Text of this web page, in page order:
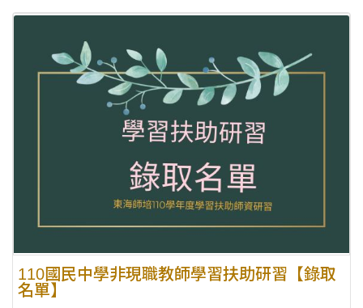
110國民中學非現職教師學習扶助研習【錄取
名單】